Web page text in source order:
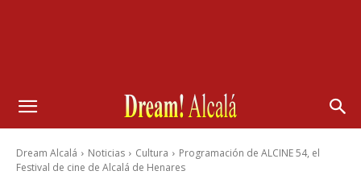
Dream Alcalá Noticias Cultura
Programación de ALCINE 54, el
Festival de cine de Alcalá de Henares